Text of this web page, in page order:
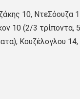
10, ΝτεΣόουζα
10 (2/3 τρίποντα, 5
Κουζέλογλου 14,